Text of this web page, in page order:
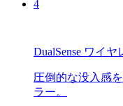
4
DualSense ワイ
圧倒的な没入感
ラー。